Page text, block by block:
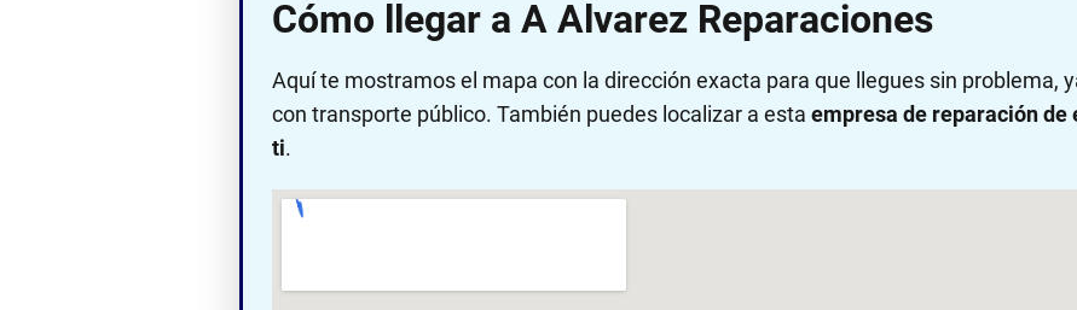
Cómo llegar a A Alvarez Reparaciones
Aquí te mostramos el mapa con la dirección exacta para que llegues sin problema,
con transporte público. También puedes localizar a esta empresa de reparación
ti.